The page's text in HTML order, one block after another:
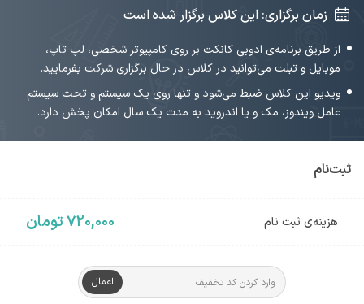
زمان برگزاری: این کلاس برگزار شده است
از طریق برنامه‌ی ادوبی کانکت بر روی کامپیوتر شخصی، لپ تاپ،
موبایل و تبلت می‌توانید در کلاس در حال برگزاری شرکت بفرمایید.
ویدیو این کلاس ضبط می‌شود و تنها روی یک سیستم و تحت سیستم
عامل ویندوز، مک و یا اندروید به مدت یک سال امکان پخش دارد.
ثبت‌نام
هزینه‌ی ثبت نام ۷۲۰,۰۰۰ تومان
اعمال